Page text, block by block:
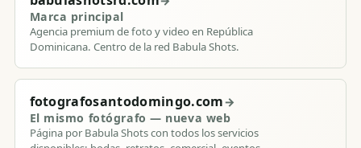
Marca principal
Agencia premium de foto y video en República
Dominicana. Centro de la red Babula Shots.
fotografosantodomingo.com→
El mismo fotógrafo — nueva web
Página por Babula Shots con todos los servicios